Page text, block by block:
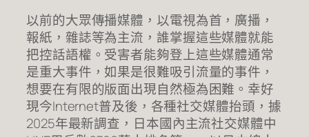
以前的大眾傳播媒體，以電視為首，廣播，
報紙，雜誌等為主流，誰掌握這些媒體就能
把控話語權。受害者能夠登上這些媒體通常
是重大事件，如果是很難吸引流量的事件，
想要在有限的版面出現自然極為困難。幸好
現今Internet普及後，各種社交媒體抬頭，據
2025年最新調查，日本國內主流社交媒體中